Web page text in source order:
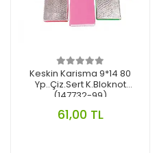
Keskin Karisma 9*14 80
Yp..Çiz.Sert K.Bloknot
(147732-99)
61,00 TL